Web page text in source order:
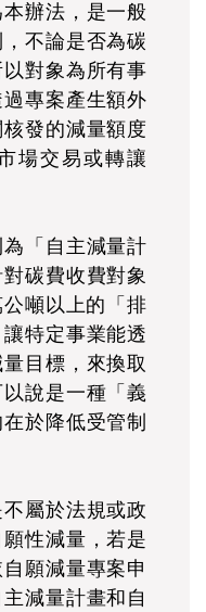
辦法，是一般
不論是否為碳
對象為所有事
專案產生額外
發的減量額度
場交易或轉讓
「自主減量計
碳費收費對象
公噸以上的「排
特定事業能透
目標，來換取
說是一種「義
於降低受管制
屬於法規或政
性減量，若是
願減量專案申
減量計畫和自